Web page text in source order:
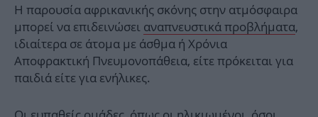
Η παρουσία αφρικανικής σκόνης στην ατμόσφαιρα
μπορεί να επιδεινώσει αναπνευστικά προβλήματα,
ιδιαίτερα σε άτομα με άσθμα ή Χρόνια
Αποφρακτική Πνευμονοπάθεια, είτε πρόκειται για
παιδιά είτε για ενήλικες.